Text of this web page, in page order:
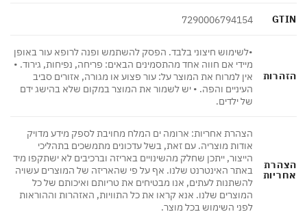
GTIN
7290006794154
הזהרות
•לשימוש חיצוני בלבד. הפסק להשתמש ופנה לרופא עור באופן
מיידי אם חווה אחד מהתסמינים הבאים: פריחה, נפיחות, גירוד. •
אין למרוח את המוצר על: עור פצוע או מגורה, אזורים סביב
העיניים והפה. • יש לשמור את המוצר במקום שלא בהישג ידם
של ילדים.
הצהרת
אחריות
הצהרת אחריות: ארומה ים המלח מחויבת לספק מידע מדויק
אודות מוצריה. עם זאת, בשל עדכונים מתמשכים בתהליכי
הייצור, ייתכן שחלק מהשינויים באריזה וברכיבים לא ישתקפו מיד
באתר האינטרנט שלנו. אף על פי שהאריזה של המוצרים עשויה
להשתנות לעתים, אנו מבטיחים את טריותם ואיכותם של כל
המוצרים שלנו. אנא קראו את כל התוויות, האזהרות וההוראות
לפני השימוש בכל מוצר.